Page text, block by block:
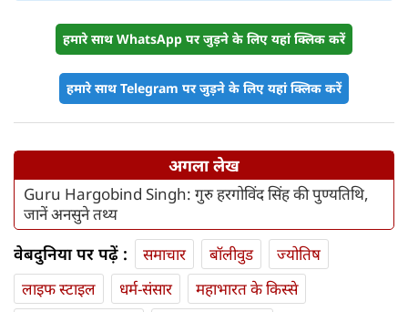
हमारे साथ WhatsApp पर जुड़ने के लिए यहां क्लिक करें
हमारे साथ Telegram पर जुड़ने के लिए यहां क्लिक करें
अगला लेख
Guru Hargobind Singh: गुरु हरगोविंद सिंह की पुण्यतिथि,
जानें अनसुने तथ्य
वेबदुनिया पर पढ़ें : समाचार बॉलीवुड
ज्योतिष
लाइफ स्‍टाइल
धर्म-संसार
महाभारत के किस्से